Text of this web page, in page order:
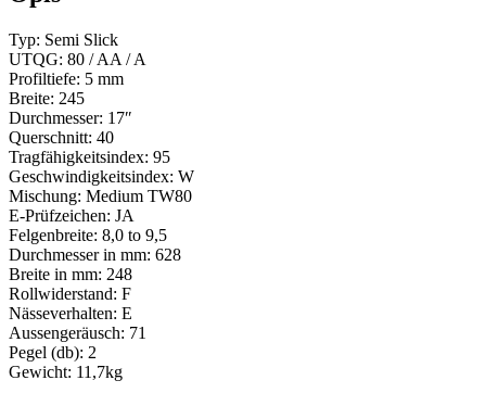
Typ: Semi Slick
UTQG: 80 / AA / A
Profiltiefe: 5 mm
Breite: 245
Durchmesser: 17″
Querschnitt: 40
Tragfähigkeitsindex: 95
Geschwindigkeitsindex: W
Mischung: Medium TW80
E-Prüfzeichen: JA
Felgenbreite: 8,0 to 9,5
Durchmesser in mm: 628
Breite in mm: 248
Rollwiderstand: F
Nässeverhalten: E
Aussengeräusch: 71
Pegel (db): 2
Gewicht: 11,7kg